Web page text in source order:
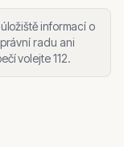
informací o
radu ani
volejte 112.